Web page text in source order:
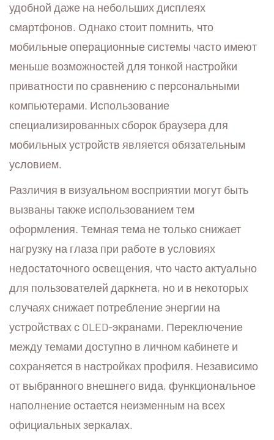
удобной даже на небольших дисплеях
смартфонов. Однако стоит помнить, что
мобильные операционные системы часто имеют
меньше возможностей для тонкой настройки
приватности по сравнению с персональными
компьютерами. Использование
специализированных сборок браузера для
мобильных устройств является обязательным
условием.
Различия в визуальном восприятии могут быть
вызваны также использованием тем
оформления. Темная тема не только снижает
нагрузку на глаза при работе в условиях
недостаточного освещения, что часто актуально
для пользователей даркнета, но и в некоторых
случаях снижает потребление энергии на
устройствах с OLED-экранами. Переключение
между темами доступно в личном кабинете и
сохраняется в настройках профиля. Независимо
от выбранного внешнего вида, функциональное
наполнение остается неизменным на всех
официальных зеркалах.